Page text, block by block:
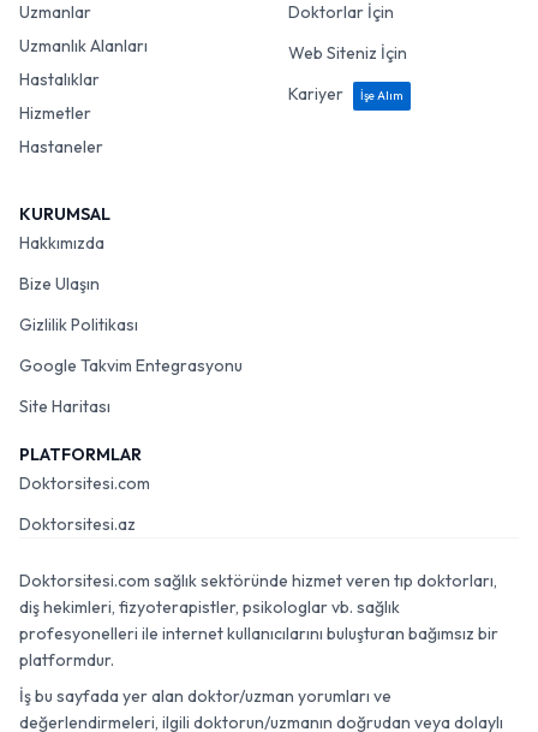
Uzmanlar
Uzmanlık Alanları
Hastalıklar
Hizmetler
Hastaneler
Doktorlar İçin
Web Siteniz İçin
Kariyer
İşe Alım
KURUMSAL
Hakkımızda
Bize Ulaşın
Gizlilik Politikası
Google Takvim Entegrasyonu
Site Haritası
PLATFORMLAR
Doktorsitesi.com
Doktorsitesi.az
Doktorsitesi.com sağlık sektöründe hizmet veren tıp doktorları,
diş hekimleri, fizyoterapistler, psikologlar vb. sağlık
profesyonelleri ile internet kullanıcılarını buluşturan bağımsız bir
platformdur.
İş bu sayfada yer alan doktor/uzman yorumları ve
değerlendirmeleri, ilgili doktorun/uzmanın doğrudan veya dolaylı